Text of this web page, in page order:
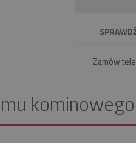
Zamów
kominowego